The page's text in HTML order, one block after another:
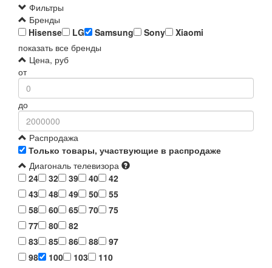
Фильтры
Бренды
Hisense
LG Samsung Sony
Xiaomi
показать все бренды
Цена, руб
от
до
Распродажа
Только товары, участвующие в распродаже
Диагональ телевизора
24
32 39 40
42
43
48 49 50
55
58
60 65 70
75
77
80
82
83
85 86 88
97
98
100 103
110